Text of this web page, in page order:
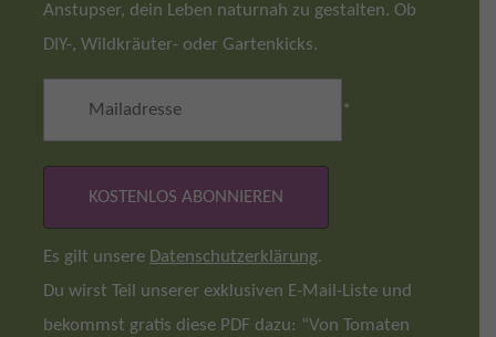
Anstupser, dein Leben naturnah zu gestalten. Ob
DIY-, Wildkräuter- oder Gartenkicks.
*
Es gilt unsere Datenschutzerklärung.
Du wirst Teil unserer exklusiven E-Mail-Liste und
bekommst gratis diese PDF dazu: “Von Tomaten